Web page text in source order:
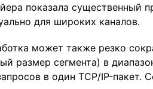
показала существенный
для широких каналов.
может также резко
размер сегмента) в
в один TCP/IP-